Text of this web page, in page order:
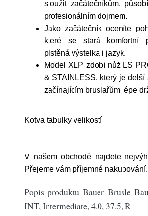
sloužit začátečníkům,
profesionálním dojmem.
Jako začátečník oceníte
které se stará komfortní
plstěná výstelka i jazyk.
Model XLP zdobí nůž LS
& STAINLESS, který je delší
začínajícím bruslařům lépe
Kotva tabulky velikostí
V našem obchodě najdete
Přejeme vám příjemné nakupování.
Popis produktu Bauer Brusle
INT, Intermediate, 4.0, 37.5, R